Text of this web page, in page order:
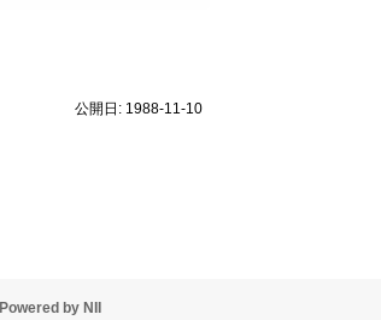
公開日: 1988-11-10
Powered by NII